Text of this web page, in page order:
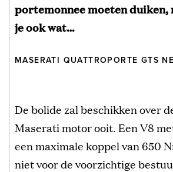
portemonnee moeten duiken,
je ook wat…
MASERATI QUATTROPORTE GTS
De bolide zal beschikken over
Maserati motor ooit. Een V8
een maximale koppel van 650
niet voor de voorzichtige